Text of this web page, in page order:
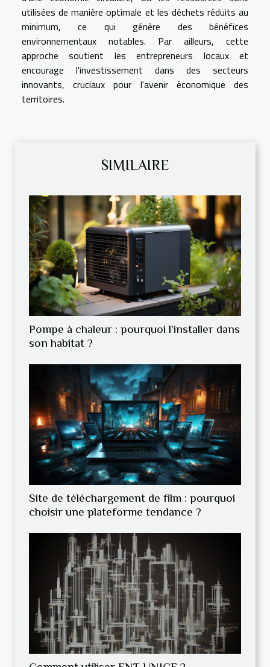
utilisées de manière optimale et les déchets réduits au
minimum, ce qui génère des bénéfices
environnementaux notables. Par ailleurs, cette
approche soutient les entrepreneurs locaux et
encourage l'investissement dans des secteurs
innovants, cruciaux pour l'avenir économique des
territoires.
SIMILAIRE
Pompe à chaleur : pourquoi l’installer dans
son habitat ?
Site de téléchargement de film : pourquoi
choisir une plateforme tendance ?